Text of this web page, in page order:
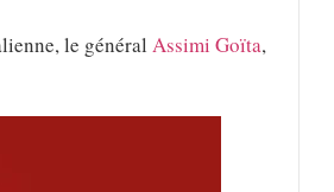
le général Assimi Goïta,